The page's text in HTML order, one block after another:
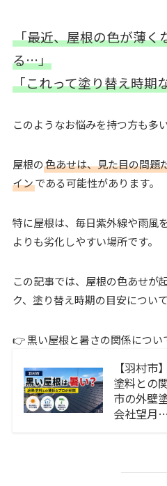
「最近、屋根の色が薄く
る…」
「これって塗り替え時期
このようなお悩みを持つ方も多
屋根の色あせは、見た目の問題
インである可能性があります。
特に屋根は、毎日紫外線や雨風
よりも劣化しやすい場所です。
この記事では、屋根の色あせが
ク、塗り替え時期の目安につい
👉 黒い屋根と暑さの関係につい
【羽村
塗料との
市の外壁
会社望月…